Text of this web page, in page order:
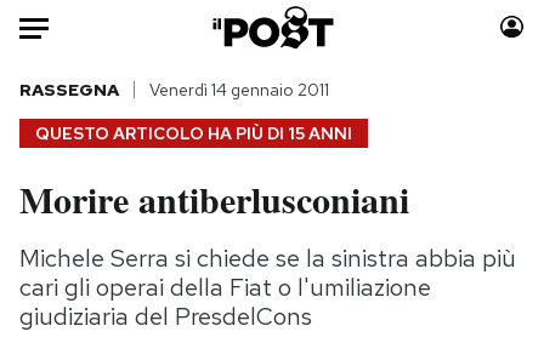
Auto
HOME
Italia
Politica
Tecnologia
Moda
Consumismi
QUESTO ARTICOLO HA PIÙ DI 15 ANNI
RASSEGNA Venerdì 14 gennaio 2011
Morire antiberlusconiani
Michele Serra si chiede se la sinistra abbia più
cari gli operai della Fiat o l'umiliazione
giudiziaria del PresdelCons